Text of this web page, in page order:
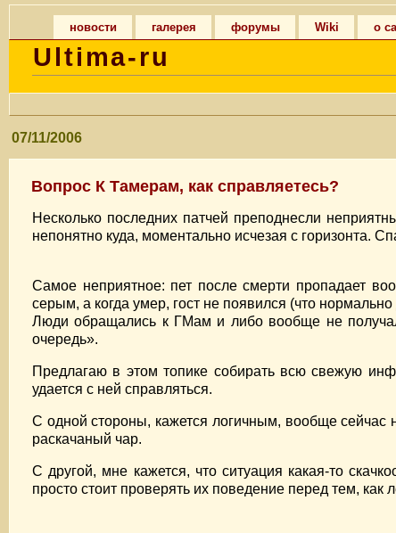
новости галерея форумы Wiki о
Ultima-ru
07/11/2006
Вопрос К Тамерам, как справляетесь?
Несколько последних патчей преподнесли
непонятно куда, моментально исчезая с горизонта.
Самое неприятное: пет после смерти пропадает
серым, а когда умер, гост не появился (что
Люди обращались к ГМам и либо вообще не
очередь».
Предлагаю в этом топике собирать всю свежую
удается с ней справляться.
С одной стороны, кажется логичным, вообще сейчас
раскачаный чар.
С другой, мне кажется, что ситуация какая-то
просто стоит проверять их поведение перед тем, как